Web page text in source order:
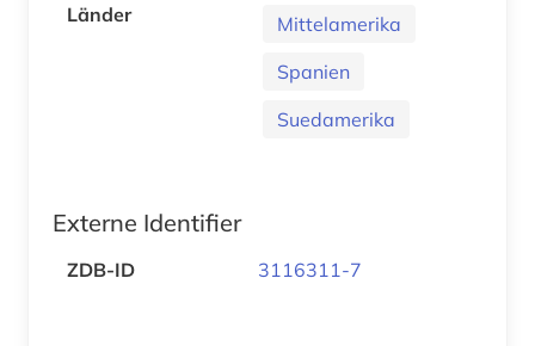
Länder
Mittelamerika
Spanien
Suedamerika
Externe Identifier
ZDB-ID 3116311-7